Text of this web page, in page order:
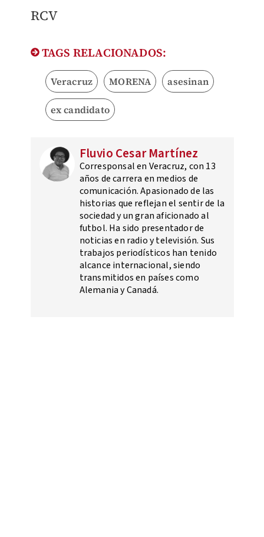
RCV
TAGS RELACIONADOS:
Veracruz MORENA asesinan
ex candidato
Fluvio Cesar Martínez
Corresponsal en Veracruz, con 13
años de carrera en medios de
comunicación. Apasionado de las
historias que reflejan el sentir de la
sociedad y un gran aficionado al
futbol. Ha sido presentador de
noticias en radio y televisión. Sus
trabajos periodísticos han tenido
alcance internacional, siendo
transmitidos en países como
Alemania y Canadá.